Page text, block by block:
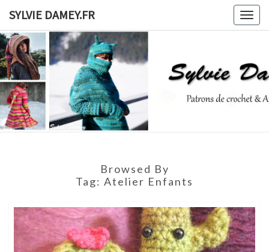
content
SYLVIE DAMEY.FR
SYLVIE
De
Crochet
Ateliers
Browsed By
Tag: Atelier Enfants